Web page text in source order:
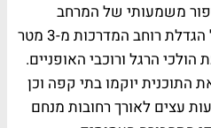
משמעותי של המרחב
הציבורי סביב הפרויקט, כולל הגדלת רוחב המדרכות מ-3 מטר
הולכי הרגל ורוכבי האופניים.
יוקמו בתי קפה וכן
עצים לאורך רחובות מנחם